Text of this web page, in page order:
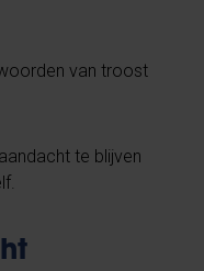
van troost
te blijven